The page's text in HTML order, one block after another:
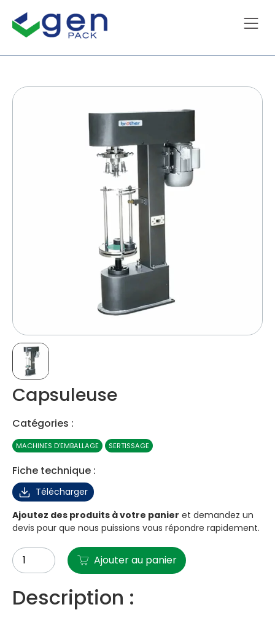
Capsuleuse
Catégories :
MACHINES D’EMBALLAGE SERTISSAGE
Fiche technique :
Télécharger
Ajoutez des produits à votre panier et demandez un
devis pour que nous puissions vous répondre rapidement.
Ajouter au panier
Description :